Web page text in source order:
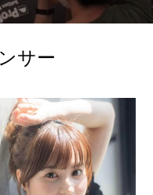
サー